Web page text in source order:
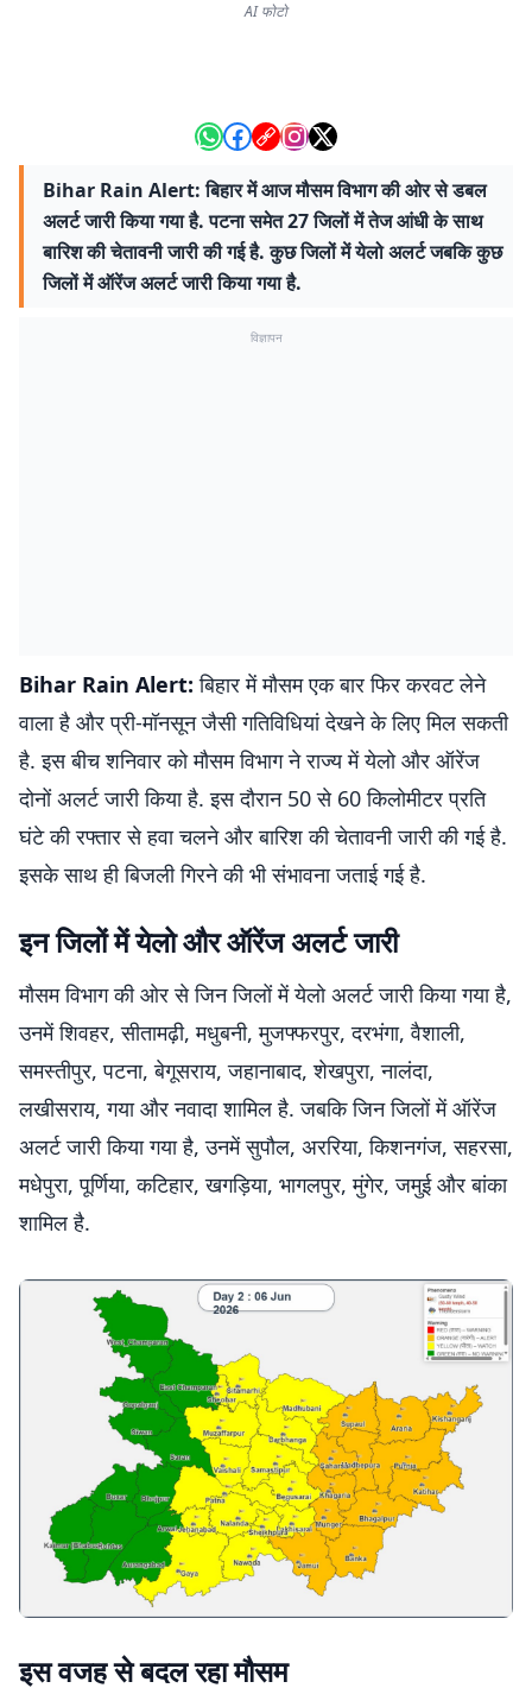
AI फोटो
Bihar Rain Alert: बिहार में आज मौसम विभाग की ओर से डबल
अलर्ट जारी किया गया है. पटना समेत 27 जिलों में तेज आंधी के साथ
बारिश की चेतावनी जारी की गई है. कुछ जिलों में येलो अलर्ट जबकि कुछ
जिलों में ऑरेंज अलर्ट जारी किया गया है.
विज्ञापन
Bihar Rain Alert: बिहार में मौसम एक बार फिर करवट लेने
वाला है और प्री-मॉनसून जैसी गतिविधियां देखने के लिए मिल सकती
है. इस बीच शनिवार को मौसम विभाग ने राज्य में येलो और ऑरेंज
दोनों अलर्ट जारी किया है. इस दौरान 50 से 60 किलोमीटर प्रति
घंटे की रफ्तार से हवा चलने और बारिश की चेतावनी जारी की गई है.
इसके साथ ही बिजली गिरने की भी संभावना जताई गई है.
इन जिलों में येलो और ऑरेंज अलर्ट जारी
मौसम विभाग की ओर से जिन जिलों में येलो अलर्ट जारी किया गया है,
उनमें शिवहर, सीतामढ़ी, मधुबनी, मुजफ्फरपुर, दरभंगा, वैशाली,
समस्तीपुर, पटना, बेगूसराय, जहानाबाद, शेखपुरा, नालंदा,
लखीसराय, गया और नवादा शामिल है. जबकि जिन जिलों में ऑरेंज
अलर्ट जारी किया गया है, उनमें सुपौल, अररिया, किशनगंज, सहरसा,
मधेपुरा, पूर्णिया, कटिहार, खगड़िया, भागलपुर, मुंगेर, जमुई और बांका
शामिल है.
इस वजह से बदल रहा मौसम